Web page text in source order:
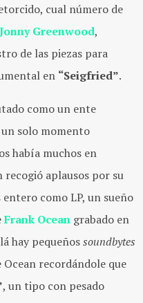
cual número de
Jonny Greenwood,
de las piezas para
en “Seigfried”.
como un ente
solo momento
había muchos en
recogió aplausos por su
como LP, un sueño
Frank Ocean grabado en
hay pequeñossoundbytes
Ocean recordándole que
, un tipo con pesado